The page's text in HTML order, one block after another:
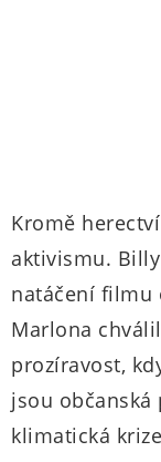
Kromě
aktivismu.
natáčení filmu
Marlona
prozíravost,
jsou občanská
klimatická